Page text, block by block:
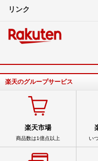
リンク
楽天のグループサービス
楽天市場
商品数は1億点以上 い